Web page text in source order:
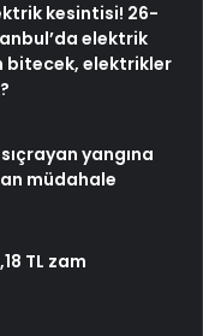
kesintisi! 26-
elektrik
bitecek, elektrikler
yangına
müdahale
TL zam